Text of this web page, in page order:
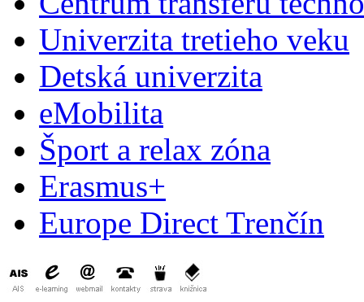
Univerzita tretieho veku
Detská univerzita
eMobilita
Šport a relax zóna
Erasmus+
Europe Direct Trenčín